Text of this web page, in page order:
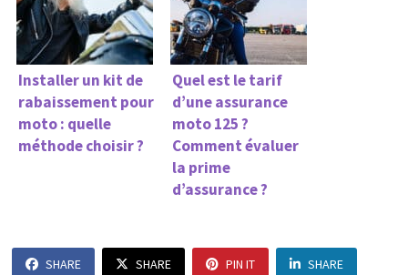
Installer un kit de
rabaissement pour
moto : quelle
méthode choisir ?
Quel est le tarif
d’une assurance
moto 125 ?
Comment évaluer
la prime
d’assurance ?
SHARE SHARE PIN IT SHARE